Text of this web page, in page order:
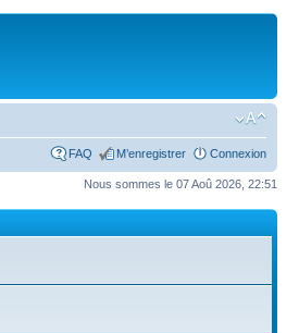
FAQ M’enregistrer Connexion
Nous sommes le 07 Aoû 2026, 22:51